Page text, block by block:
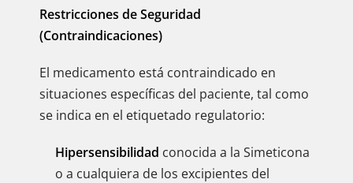
Restricciones de Seguridad
(Contraindicaciones)
El medicamento está contraindicado en
situaciones específicas del paciente, tal como
se indica en el etiquetado regulatorio:
Hipersensibilidad conocida a la Simeticona
o a cualquiera de los excipientes del